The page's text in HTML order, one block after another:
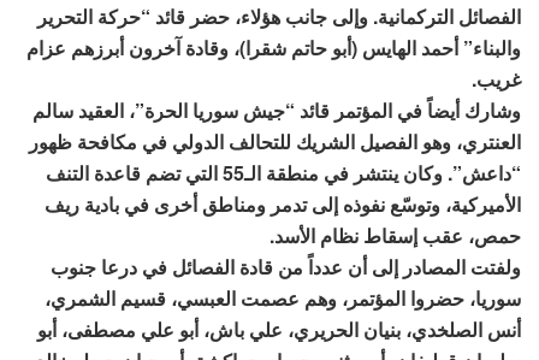
الفصائل التركمانية. وإلى جانب هؤلاء، حضر قائد “حركة التحرير
والبناء” أحمد الهايس (أبو حاتم شقرا)، وقادة آخرون أبرزهم عزام
غريب.
وشارك أيضاً في المؤتمر قائد “جيش سوريا الحرة”، العقيد سالم
العنتري، وهو الفصيل الشريك للتحالف الدولي في مكافحة ظهور
“داعش”. وكان ينتشر في منطقة الـ55 التي تضم قاعدة التنف
الأميركية، وتوسّع نفوذه إلى تدمر ومناطق أخرى في بادية ريف
حمص، عقب إسقاط نظام الأسد.
ولفتت المصادر إلى أن عدداً من قادة الفصائل في درعا جنوب
سوريا، حضروا المؤتمر، وهم عصمت العبسي، قسيم الشمري،
أنس الصلخدي، بنيان الحريري، علي باش، أبو علي مصطفى، أبو